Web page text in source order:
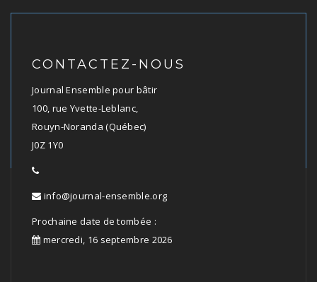
CONTACTEZ-NOUS
Journal Ensemble pour bâtir
100, rue Yvette-Leblanc,
Rouyn-Noranda (Québec)
J0Z 1Y0
info@journal-ensemble.org
Prochaine date de tombée :
mercredi, 16 septembre 2026